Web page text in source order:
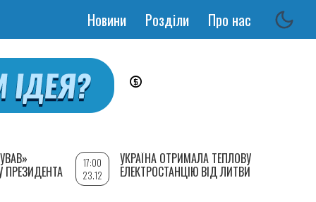
Основная
Новини Розділи Про нас
ПРЕЗИДЕНТА
17:00
23.12
УКРАЇНА ОТРИМАЛА ТЕПЛОВУ
ЕЛЕКТРОСТАНЦІЮ ВІД ЛИТВИ